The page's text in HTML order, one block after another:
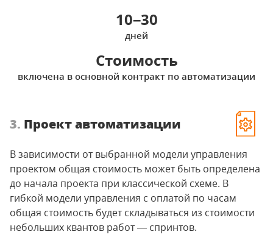
10–30
дней
Стоимость
включена в основной контракт по автоматизации
3. Проект автоматизации
В зависимости от выбранной модели управления
проектом общая стоимость может быть определена
до начала проекта при классической схеме. В
гибкой модели управления с оплатой по часам
общая стоимость будет складываться из стоимости
небольших квантов работ — спринтов.